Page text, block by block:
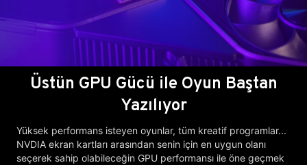
Üstün GPU Gücü ile Oyun Baştan
Yazılıyor
Yüksek performans isteyen oyunlar, tüm kreatif programlar...
NVDIA ekran kartları arasından senin için en uygun olanı
seçerek sahip olabileceğin GPU performansı ile öne geçmek